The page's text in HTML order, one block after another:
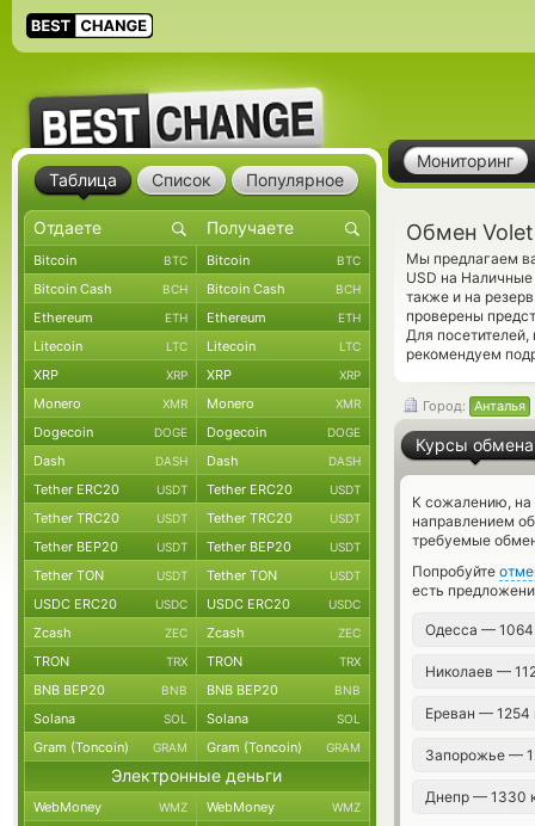
Мониторинг
Обмен Volet
Мы предлагаем
USD на
также и на
проверены
Для
рекомендуем
Город: Анталья
Курсы обмена
К сожалению, на
направлением
требуемые
Попробуйте
есть
Одесса —
Николаев —
Ереван —
Запорожье —
Днепр — 1330
Таблица Список Популярное
Bitcoin BTC Bitcoin BTC
Bitcoin Cash BCH Bitcoin Cash BCH
Ethereum ETH Ethereum ETH
Litecoin LTC Litecoin LTC
XRP XRP XRP XRP
Monero XMR Monero XMR
Dogecoin DOGE Dogecoin DOGE
Dash DASH Dash DASH
Tether ERC20 USDT Tether ERC20 USDT
Tether TRC20 USDT Tether TRC20 USDT
Tether BEP20 USDT Tether BEP20 USDT
Tether TON USDT Tether TON USDT
USDC ERC20 USDC USDC ERC20 USDC
Zcash ZEC Zcash ZEC
TRON TRX TRON TRX
BNB BEP20 BNB BNB BEP20 BNB
Solana SOL Solana SOL
Gram (Toncoin) GRAM Gram (Toncoin) GRAM
Электронные деньги
WebMoney WMZ WebMoney WMZ